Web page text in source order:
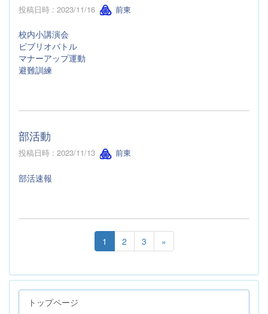
投稿日時 : 2023/11/16 前東
校内小講演会
ビブリオバトル
マナーアップ運動
避難訓練
部活動
投稿日時 : 2023/11/13 前東
部活速報
1 2 3 »
トップページ